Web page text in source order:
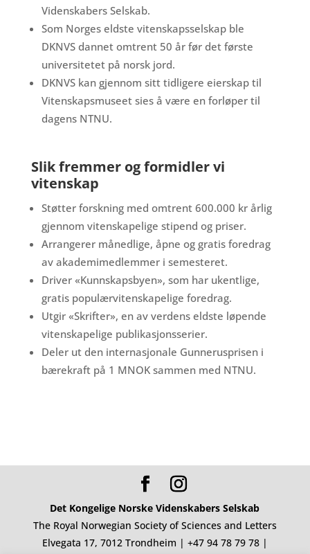
Videnskabers Selskab.
Som Norges eldste vitenskapsselskap ble
DKNVS dannet omtrent 50 år før det første
universitetet på norsk jord.
DKNVS kan gjennom sitt tidligere eierskap til
Vitenskapsmuseet sies å være en forløper til
dagens NTNU.
Slik fremmer og formidler vi
vitenskap
Støtter forskning med omtrent 600.000 kr årlig
gjennom vitenskapelige stipend og priser.
Arrangerer månedlige, åpne og gratis foredrag
av akademimedlemmer i semesteret.
Driver «Kunnskapsbyen», som har ukentlige,
gratis populærvitenskapelige foredrag.
Utgir «Skrifter», en av verdens eldste løpende
vitenskapelige publikasjonsserier.
Deler ut den internasjonale Gunnerusprisen i
bærekraft på 1 MNOK sammen med NTNU.
Det Kongelige Norske Videnskabers Selskab
The Royal Norwegian Society of Sciences and Letters
Elvegata 17, 7012 Trondheim | +47 94 78 79 78 |